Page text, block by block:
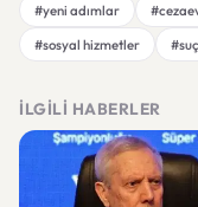
#yeni adımlar
#sosyal hizmetler
İLGILI HABERLER